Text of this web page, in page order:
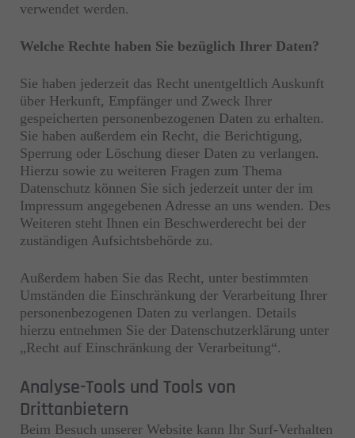
verwendet werden.
Welche Rechte haben Sie bezüglich Ihrer Daten?
Sie haben jederzeit das Recht unentgeltlich Auskunft
über Herkunft, Empfänger und Zweck Ihrer
gespeicherten personenbezogenen Daten zu erhalten.
Sie haben außerdem ein Recht, die Berichtigung,
Sperrung oder Löschung dieser Daten zu verlangen.
Hierzu sowie zu weiteren Fragen zum Thema
Datenschutz können Sie sich jederzeit unter der im
Impressum angegebenen Adresse an uns wenden. Des
Weiteren steht Ihnen ein Beschwerderecht bei der
zuständigen Aufsichtsbehörde zu.
Außerdem haben Sie das Recht, unter bestimmten
Umständen die Einschränkung der Verarbeitung Ihrer
personenbezogenen Daten zu verlangen. Details
hierzu entnehmen Sie der Datenschutzerklärung unter
„Recht auf Einschränkung der Verarbeitung“.
Analyse-Tools und Tools von
Drittanbietern
Beim Besuch unserer Website kann Ihr Surf-Verhalten